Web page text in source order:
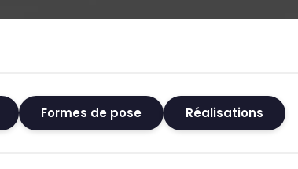
Formes de pose Réalisations